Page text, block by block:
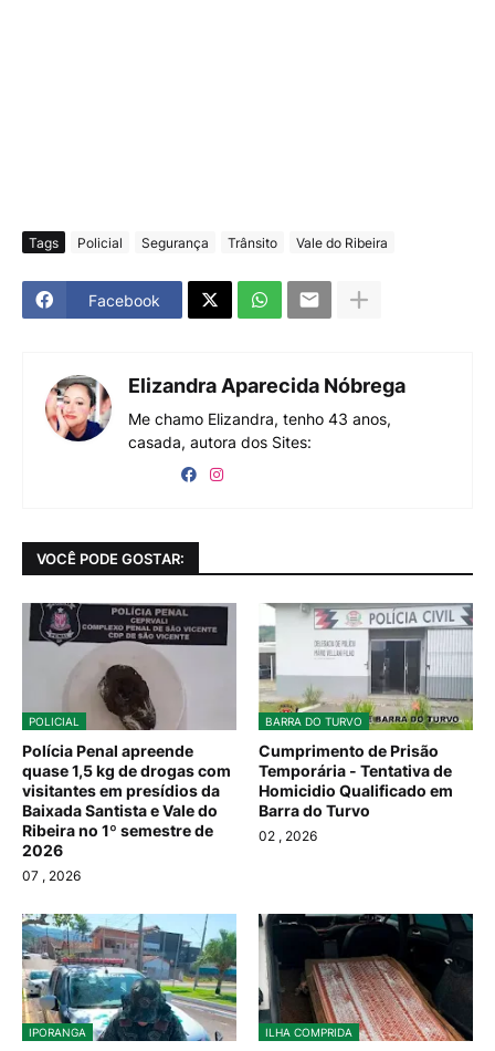
Tags Policial Segurança Trânsito Vale do Ribeira
Facebook
Elizandra Aparecida Nóbrega
Me chamo Elizandra, tenho 43 anos,
casada, autora dos Sites:
VOCÊ PODE GOSTAR:
POLICIAL
Polícia Penal apreende
quase 1,5 kg de drogas com
visitantes em presídios da
Baixada Santista e Vale do
Ribeira no 1º semestre de
2026
07 , 2026
BARRA DO TURVO
Cumprimento de Prisão
Temporária - Tentativa de
Homicidio Qualificado em
Barra do Turvo
02 , 2026
IPORANGA ILHA COMPRIDA